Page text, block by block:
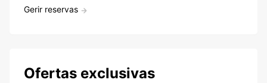
Gerir reservas
Ofertas exclusivas